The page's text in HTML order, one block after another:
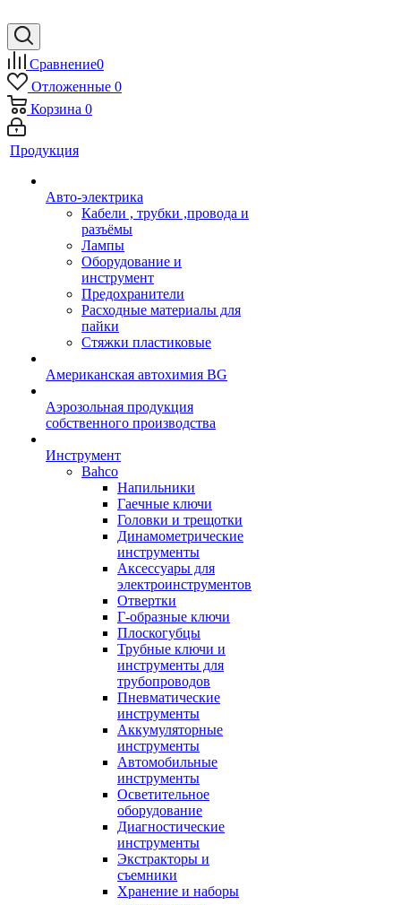
Сравнение0
Отложенные 0
Корзина 0
Продукция
Авто-электрика
Кабели , трубки ,провода и
разъёмы
Лампы
Оборудование и
инструмент
Предохранители
Расходные материалы для
пайки
Стяжки пластиковые
Американская автохимия BG
Аэрозольная продукция
собственного производства
Инструмент
Bahco
Напильники
Гаечные ключи
Головки и трещотки
Динамометрические
инструменты
Аксессуары для
электроинструментов
Отвертки
Г-образные ключи
Плоскогубцы
Трубные ключи и
инструменты для
трубопроводов
Пневматические
инструменты
Аккумуляторные
инструменты
Автомобильные
инструменты
Осветительное
оборудование
Диагностические
инструменты
Экстракторы и
съемники
Хранение и наборы